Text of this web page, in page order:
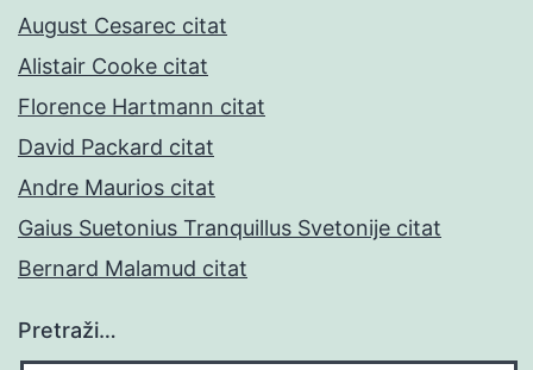
August Cesarec citat
Alistair Cooke citat
Florence Hartmann citat
David Packard citat
Andre Maurios citat
Gaius Suetonius Tranquillus Svetonije citat
Bernard Malamud citat
Pretraži…